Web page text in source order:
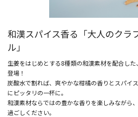
和漢スパイス香る「大人のクラ
ル」
生姜をはじめとする8種類の和漢素材を配合し
登場！
炭酸水で割れば、爽やかな柑橘の香りとスパイ
にピッタリの一杯に。
和漢素材ならではの豊かな香りを楽しみながら
過ごしください。